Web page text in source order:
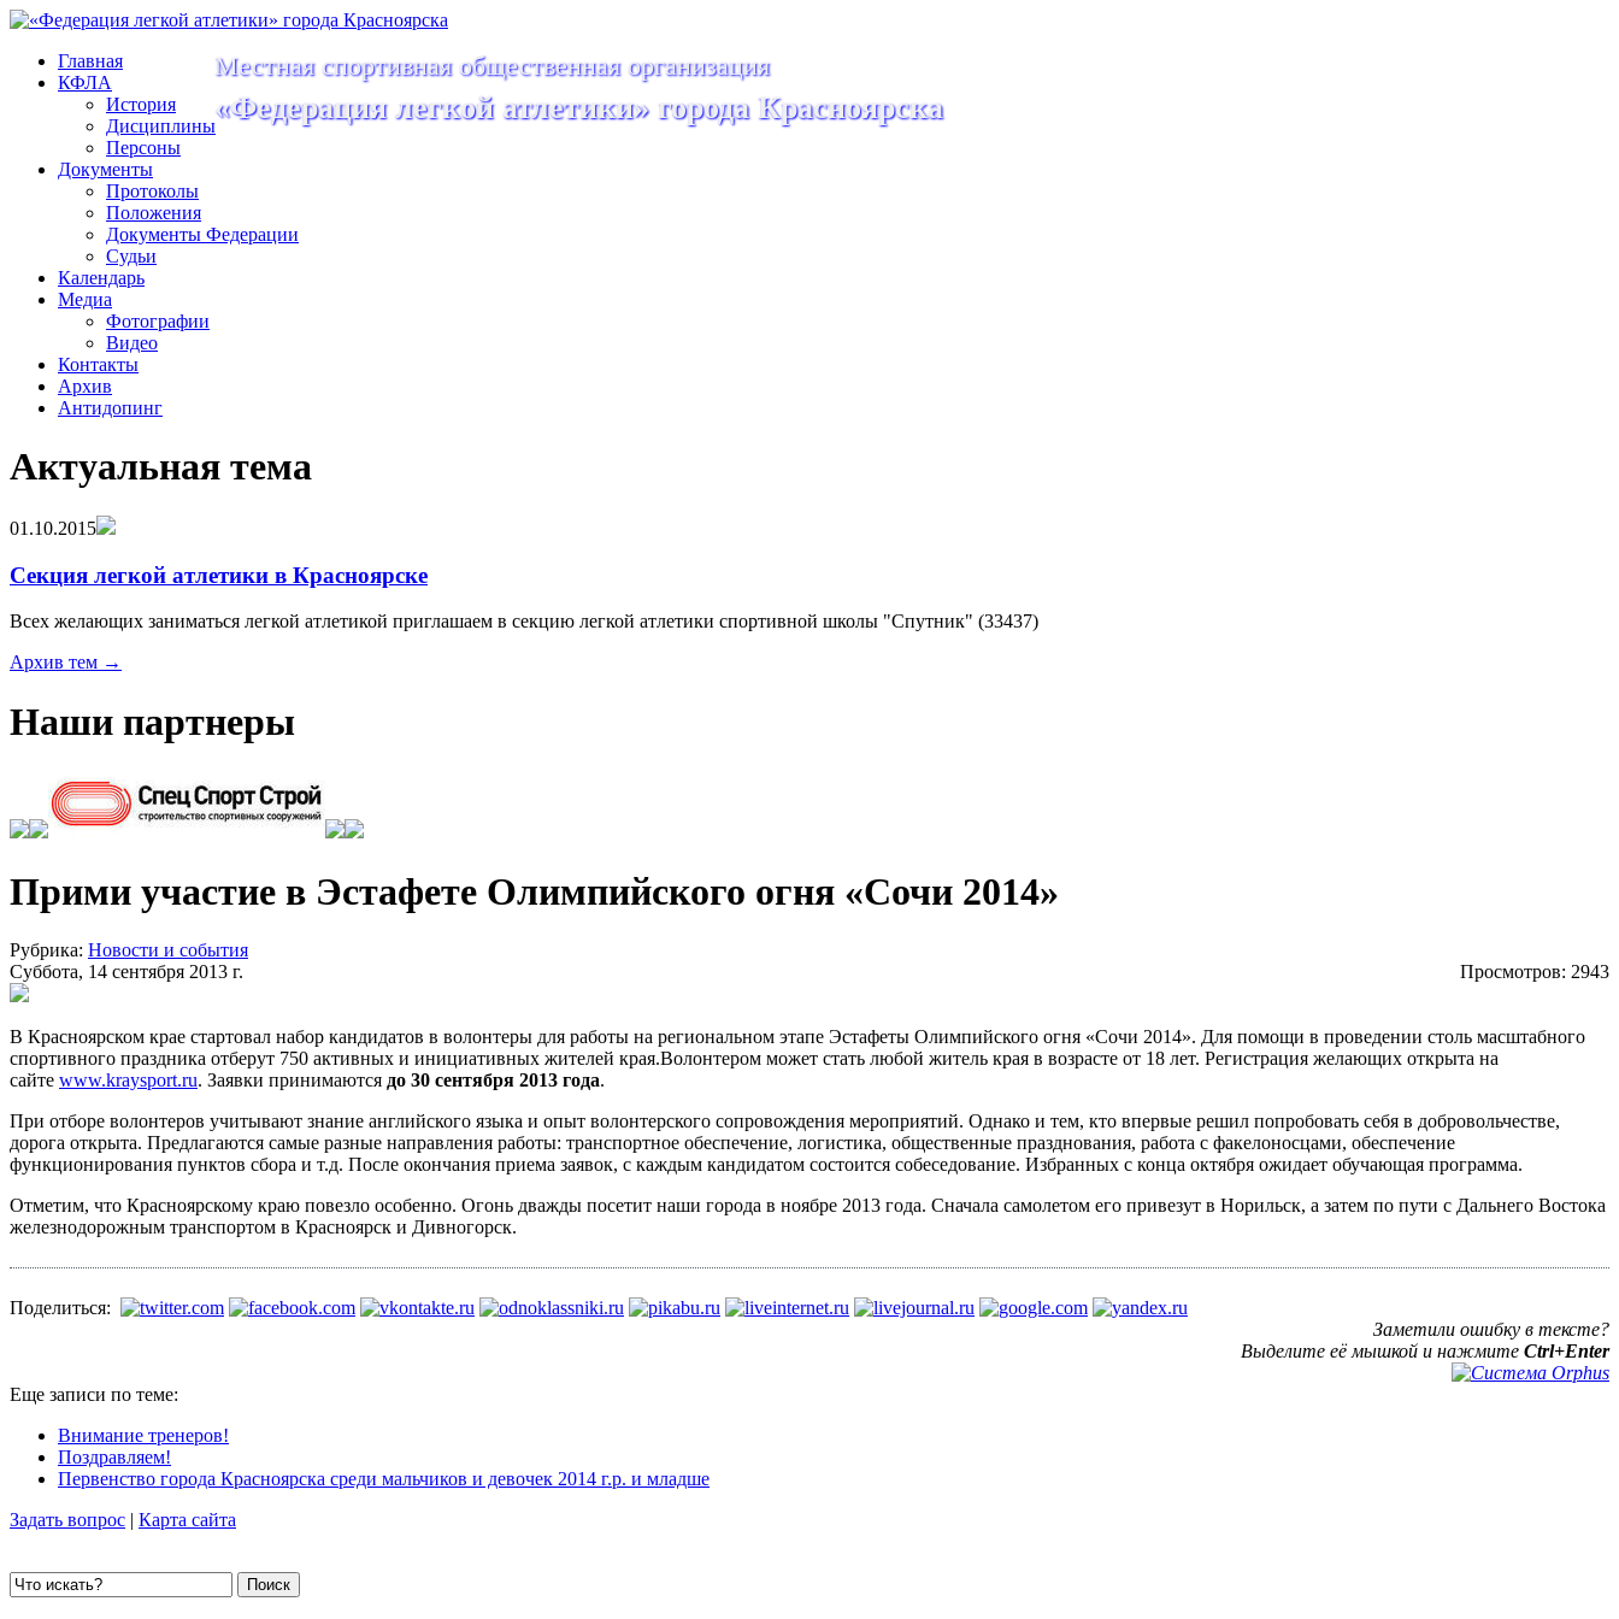
Местная спортивная общественная организация
«Федерация легкой атлетики» города Красноярска
Главная
КФЛА
История
Дисциплины
Персоны
Документы
Протоколы
Положения
Документы Федерации
Судьи
Календарь
Медиа
Фотографии
Видео
Контакты
Архив
Антидопинг
Актуальная тема
01.10.2015
Секция легкой атлетики в Красноярске
Всех желающих заниматься легкой атлетикой приглашаем в секцию легкой атлетики спортивной школы "Спутник" (33437)
Архив тем →
Наши партнеры
Прими участие в Эстафете Олимпийского огня «Сочи 2014»
Рубрика: Новости и события
Суббота, 14 сентября 2013 г.
Просмотров: 2943
В Красноярском крае стартовал набор кандидатов в волонтеры для работы на региональном этапе Эстафеты Олимпийского огня «Сочи 2014». Для помощи в проведении столь масштабного
спортивного праздника отберут 750 активных и инициативных жителей края.Волонтером может стать любой житель края в возрасте от 18 лет. Регистрация желающих открыта на
сайте www.kraysport.ru. Заявки принимаются до 30 сентября 2013 года.
При отборе волонтеров учитывают знание английского языка и опыт волонтерского сопровождения мероприятий. Однако и тем, кто впервые решил попробовать себя в добровольчестве,
дорога открыта. Предлагаются самые разные направления работы: транспортное обеспечение, логистика, общественные празднования, работа с факелоносцами, обеспечение
функционирования пунктов сбора и т.д. После окончания приема заявок, с каждым кандидатом состоится собеседование. Избранных с конца октября ожидает обучающая программа.
Отметим, что Красноярскому краю повезло особенно. Огонь дважды посетит наши города в ноябре 2013 года. Сначала самолетом его привезут в Норильск, а затем по пути с Дальнего Востока
железнодорожным транспортом в Красноярск и Дивногорск.
Поделиться:
Заметили ошибку в тексте?
Выделите её мышкой и нажмите Ctrl+Enter
Еще записи по теме:
Внимание тренеров!
Поздравляем!
Первенство города Красноярска среди мальчиков и девочек 2014 г.р. и младше
Задать вопрос | Карта сайта
Поиск